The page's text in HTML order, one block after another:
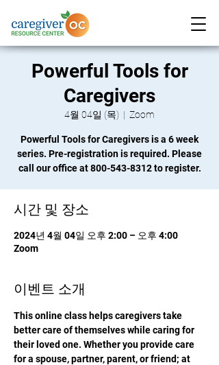
Powerful Tools for
Caregivers
4월 04일 (목)
  |
Zoom
Powerful Tools for Caregivers is a 6 week
series. Pre-registration is required. Please
call our office at 800-543-8312 to register.
시간 및 장소
2024년 4월 04일 오후 2:00 – 오후 4:00
Zoom
이벤트 소개
This online class helps caregivers take
better care of themselves while caring for
their loved one. Whether you provide care
for a spouse, partner, parent, or friend; at